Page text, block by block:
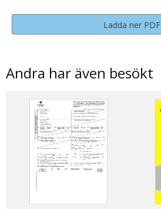
Ladda ner PDF
Andra har även besökt